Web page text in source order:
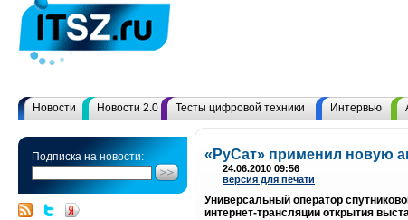
Новости Новости 2.0 Тесты цифровой техники Интервью
Подписка на новости: «РуСат» применил новую
24.06.2010 09:56
версия для печати
Универсальный оператор
интернет-трансляции открытия